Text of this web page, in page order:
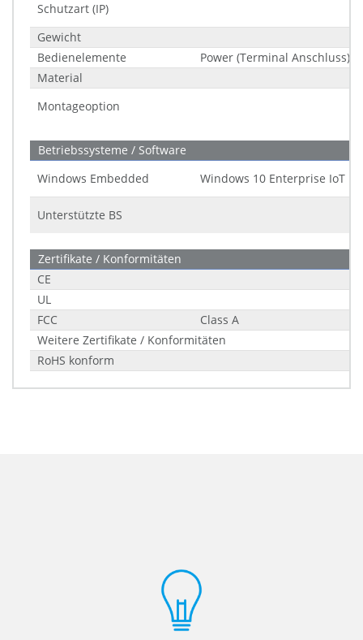
Schutzart (IP)
Gewicht
Bedienelemente
Power (Terminal Anschluss)
Material
Montageoption
Betriebssysteme / Software
Windows Embedded
Windows 10 Enterprise IoT
Unterstützte BS
Zertifikate / Konformitäten
CE
UL
FCC
Class A
Weitere Zertifikate / Konformitäten
RoHS konform